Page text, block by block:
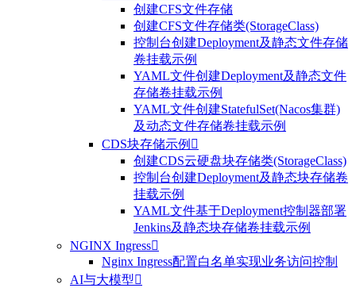
创建CFS文件存储
创建CFS文件存储类(StorageClass)
控制台创建Deployment及静态文件存储
卷挂载示例
YAML文件创建Deployment及静态文件
存储卷挂载示例
YAML文件创建StatefulSet(Nacos集群)
及动态文件存储卷挂载示例
CDS块存储示例 
创建CDS云硬盘块存储类(StorageClass)
控制台创建Deployment及静态块存储卷
挂载示例
YAML文件基于Deployment控制器部署
Jenkins及静态块存储卷挂载示例
NGINX Ingress
Nginx Ingress配置白名单实现业务访问控制
AI与大模型